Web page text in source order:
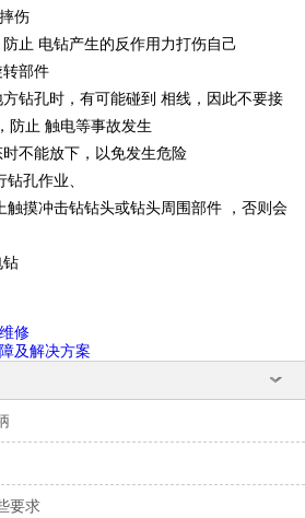
伤
止 电钻产生的反作用力打伤自己
部件
钻孔时，有可能碰到 相线，因此不要接
防止 触电等事故发生
不能放下，以免发生危险
孔作业、
触摸冲击钻钻头或钻头周围部件 ，否则会
钻
修
及解决方案
要求